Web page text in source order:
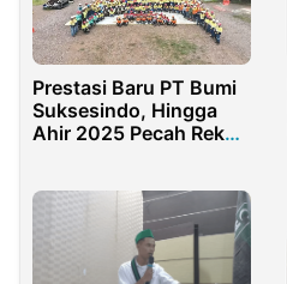
Prestasi Baru PT Bumi
Suksesindo, Hingga
Ahir 2025 Pecah Rekor